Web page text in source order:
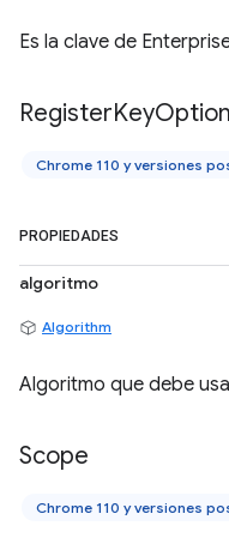
Es la clave de
RegisterKey
Chrome 110 y versiones
PROPIEDADES
algoritmo
Algorithm
Algoritmo que debe
Scope
Chrome 110 y versiones